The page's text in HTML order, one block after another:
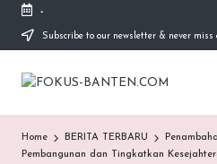
Skip
content
-
Subscribe to our newsletter & never miss
F
O
K
Home BERITA TERBARU
Pembangunan dan Tingkatkan